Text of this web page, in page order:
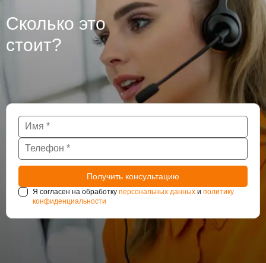
Сколько это
стоит?
Я согласен на обработку персональных данных и политику
конфиденциальности